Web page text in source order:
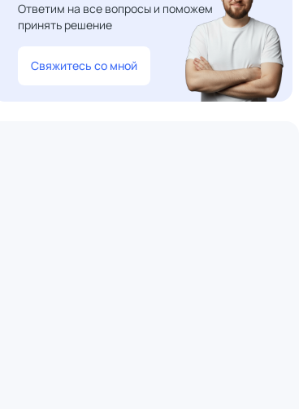
Ответим на все вопросы и поможем
принять решение
Свяжитесь со мной